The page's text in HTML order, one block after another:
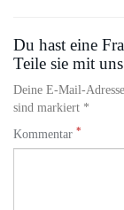
Du hast eine
Teile sie mit
Deine E-Mail-
sind markiert *
Kommentar *